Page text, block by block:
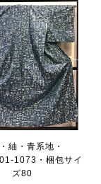
紬・青系地・
1073・梱包サイ
ズ80